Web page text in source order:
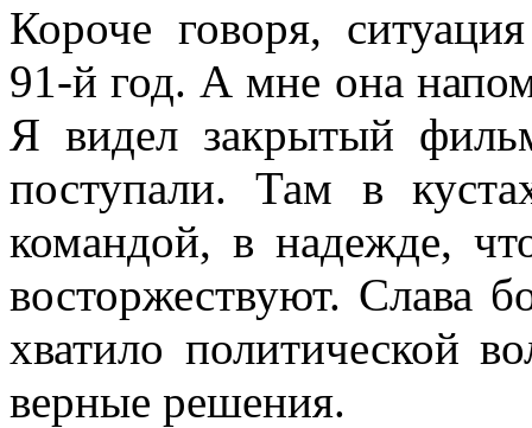
Короче говоря,
91-й год. А мне она
Я видел закрытый
поступали. Там в
командой, в надежде,
восторжествуют. Слава
хватило политической
верные решения.